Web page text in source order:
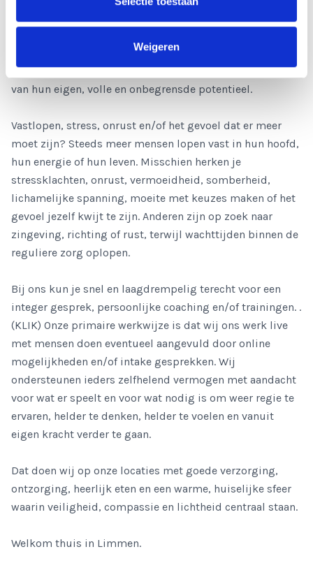
Weigeren
organisatie opstellingen en met ervaring in onder andere
(transpersoonlijke) psychologie ondersteunen wij
mensen in hun levensproces en in het ontdekken en leven
van hun eigen, volle en onbegrensde potentieel.
Vastlopen, stress, onrust en/of het gevoel dat er meer
moet zijn? Steeds meer mensen lopen vast in hun hoofd,
hun energie of hun leven. Misschien herken je
stressklachten, onrust, vermoeidheid, somberheid,
lichamelijke spanning, moeite met keuzes maken of het
gevoel jezelf kwijt te zijn. Anderen zijn op zoek naar
zingeving, richting of rust, terwijl wachttijden binnen de
reguliere zorg oplopen.
Bij ons kun je snel en laagdrempelig terecht voor een
integer gesprek, persoonlijke coaching en/of trainingen. .
(KLIK) Onze primaire werkwijze is dat wij ons werk live
met mensen doen eventueel aangevuld door online
mogelijkheden en/of intake gesprekken. Wij
ondersteunen ieders zelfhelend vermogen met aandacht
voor wat er speelt en voor wat nodig is om weer regie te
ervaren, helder te denken, helder te voelen en vanuit
eigen kracht verder te gaan.
Dat doen wij op onze locaties met goede verzorging,
ontzorging, heerlijk eten en een warme, huiselijke sfeer
waarin veiligheid, compassie en lichtheid centraal staan.
Welkom thuis in Limmen.